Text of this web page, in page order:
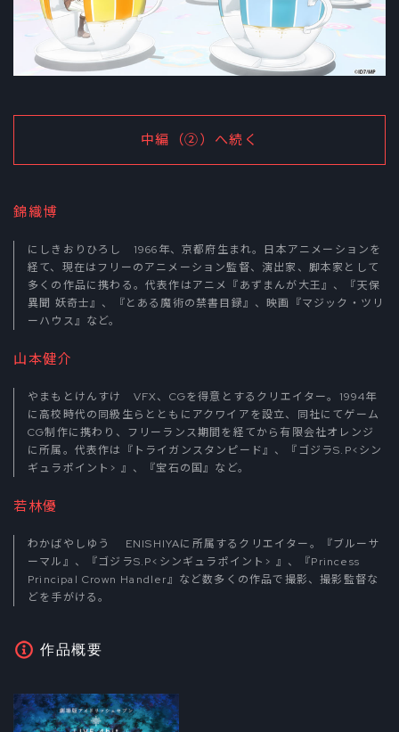
中編（②）へ続く
錦織博
にしきおりひろし 1966年、京都府生まれ。日本アニメーションを
経て、現在はフリーのアニメーション監督、演出家、脚本家として
多くの作品に携わる。代表作はアニメ『あずまんが大王』、『天保
異聞 妖奇士』、『とある魔術の禁書目録』、映画『マジック・ツリ
ーハウス』など。
山本健介
やまもとけんすけ VFX、CGを得意とするクリエイター。1994年
に高校時代の同級生らとともにアクワイアを設立、同社にてゲーム
CG制作に携わり、フリーランス期間を経てから有限会社オレンジ
に所属。代表作は『トライガンスタンピード』、『ゴジラS.P<シン
ギュラポイント> 』、『宝石の国』など。
若林優
わかばやしゆう ENISHIYAに所属するクリエイター。『ブルーサ
ーマル』、『ゴジラS.P<シンギュラポイント> 』、『Princess
Principal Crown Handler』など数多くの作品で撮影、撮影監督な
どを手がける。
作品概要